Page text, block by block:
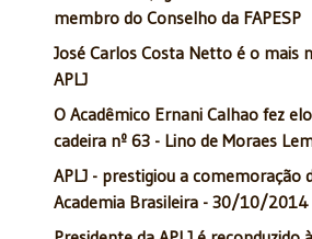
membro do Conselho da FAPESP
José Carlos Costa Netto é o mais
APLJ
O Acadêmico Ernani Calhao fez
cadeira nº 63 - Lino de Moraes
APLJ - prestigiou a comemoração
Academia Brasileira - 30/10/2014